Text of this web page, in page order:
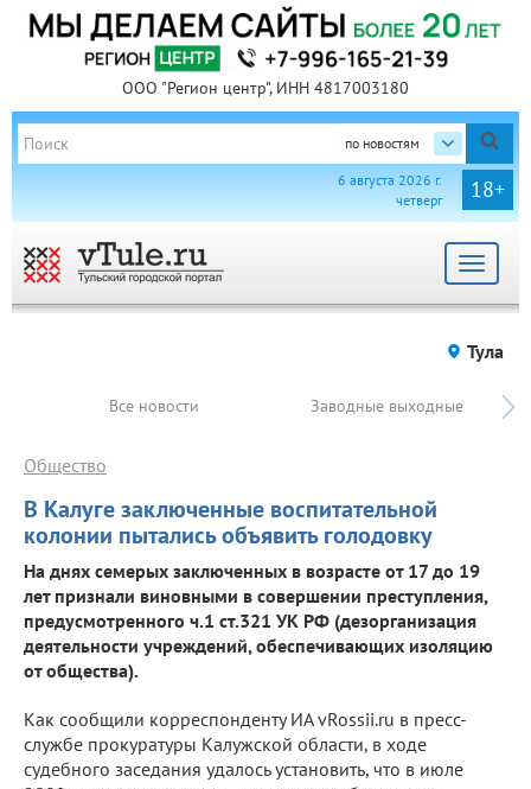
ООО "Регион центр", ИНН 4817003180
по новостям
18+
6 августа 2026 г.
четверг
Toggle
Тула
Все новости Заводные выходные
В Калуге заключенные воспитательной
колонии пытались объявить голодовку
Общество
На днях семерых заключенных в возрасте от 17 до 19
лет признали виновными в совершении преступления,
предусмотренного ч.1 ст.321 УК РФ (дезорганизация
деятельности учреждений, обеспечивающих изоляцию
от общества).
Как сообщили корреспонденту ИА vRossii.ru в пресс-
службе прокуратуры Калужской области, в ходе
судебного заседания удалось установить, что в июле